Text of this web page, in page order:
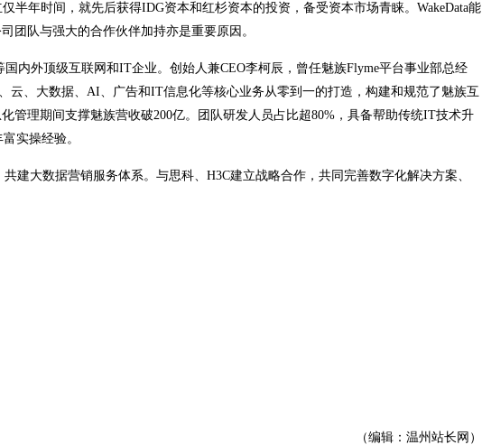
半年时间，就先后获得IDG资本和红杉资本的投资，备受资本市场青睐。WakeData能
团队与强大的合作伙伴加持亦是重要原因。
国内外顶级互联网和IT企业。创始人兼CEO李柯辰，曾任魅族Flyme平台事业部总经
云、大数据、AI、广告和IT信息化等核心业务从零到一的打造，构建和规范了魅族互
管理期间支撑魅族营收破200亿。团队研发人员占比超80%，具备帮助传统IT技术升
实操经验。
建大数据营销服务体系。与思科、H3C建立战略合作，共同完善数字化解决方案、
（编辑：温州站长网）